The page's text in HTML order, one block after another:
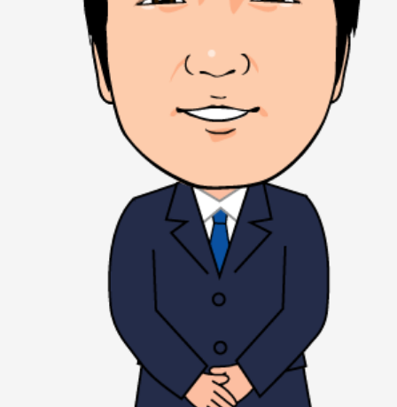
メールマガジン